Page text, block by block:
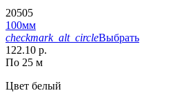
20505
100мм
checkmark_alt_circleВыбрать
122.10 р.
По 25 м
Цвет белый